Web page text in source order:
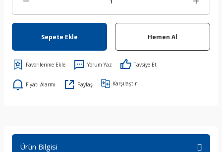
Sepete Ekle Hemen Al
Yorum Yaz Tavsiye Et
Fiyatı Alarmı Paylaş Karşılaştır
Ürün Bilgisi